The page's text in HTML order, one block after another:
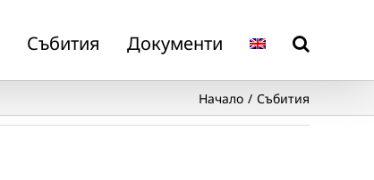
Събития Документи
Начало Събития